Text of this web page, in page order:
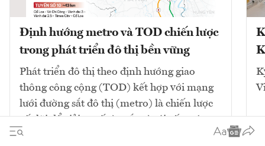
Định hướng metro và TOD chiến lược
trong phát triển đô thị bền vững
Phát triển đô thị theo định hướng giao
thông công cộng (TOD) kết hợp với mạng
lưới đường sắt đô thị (metro) là chiến lược
cốt lõi để giải quyết ùn tắc và tái cấu trúc
không gian. Mô hình này tập...